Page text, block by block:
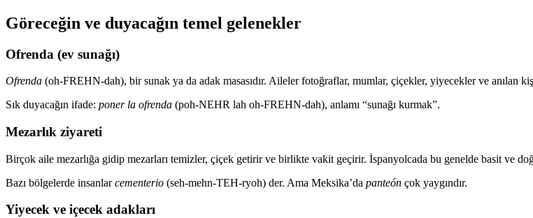
Göreceğin ve duyacağın temel gelenekler
Ofrenda (ev sunağı)
Ofrenda (oh-FREHN-dah), bir sunak ya da adak masasıdır. Aileler fotoğraflar, mumlar, çiçekler, yiyecekler ve anılan
Sık duyacağın ifade: poner la ofrenda (poh-NEHR lah oh-FREHN-dah), anlamı “sunağı kurmak”.
Mezarlık ziyareti
Birçok aile mezarlığa gidip mezarları temizler, çiçek getirir ve birlikte vakit geçirir. İspanyolcada bu genelde basit ve
Bazı bölgelerde insanlarcementerio (seh-mehn-TEH-ryoh) der. Ama Meksika’da panteón çok yaygındır.
Yiyecek ve içecek adakları